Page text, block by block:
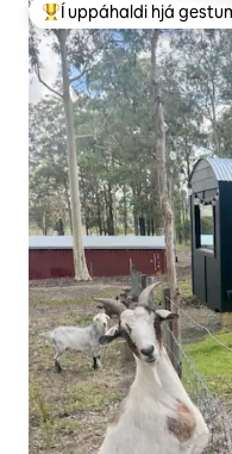
Í mestu uppáhaldi hjá
Í uppáhaldi hjá